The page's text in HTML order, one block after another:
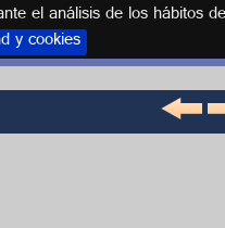
el análisis de los hábitos
y cookies